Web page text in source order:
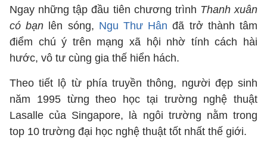
Ngay những tập đầu tiên chương trình Thanh xuân
có bạn lên sóng, Ngu Thư Hân đã trở thành tâm
điểm chú ý trên mạng xã hội nhờ tính cách hài
hước, vô tư cùng gia thế hiển hách.
Theo tiết lộ từ phía truyền thông, người đẹp sinh
năm 1995 từng theo học tại trường nghệ thuật
Lasalle của Singapore, là ngôi trường nằm trong
top 10 trường đại học nghệ thuật tốt nhất thế giới.